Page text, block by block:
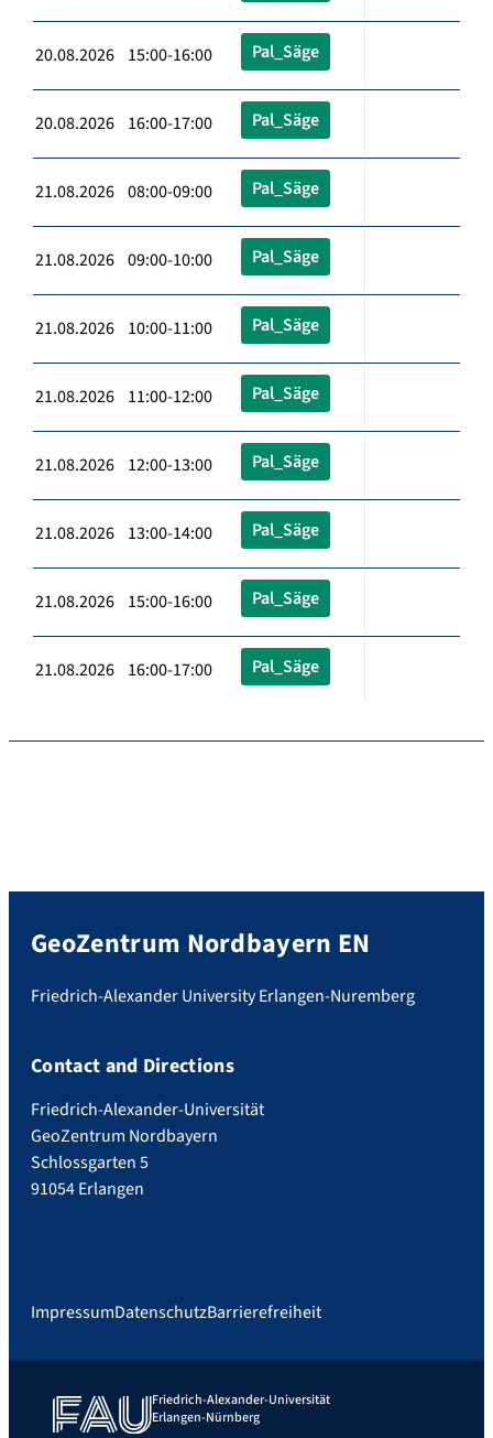
20.08.2026 15:00-16:00 Pal_Säge
20.08.2026 16:00-17:00 Pal_Säge
21.08.2026 08:00-09:00 Pal_Säge
21.08.2026 09:00-10:00 Pal_Säge
21.08.2026 10:00-11:00 Pal_Säge
21.08.2026 11:00-12:00 Pal_Säge
21.08.2026 12:00-13:00 Pal_Säge
21.08.2026 13:00-14:00 Pal_Säge
21.08.2026 15:00-16:00 Pal_Säge
21.08.2026 16:00-17:00 Pal_Säge
GeoZentrum Nordbayern EN
Friedrich-Alexander University Erlangen-Nuremberg
Contact and Directions
Friedrich-Alexander-Universität
GeoZentrum Nordbayern
Schlossgarten 5
91054 Erlangen
ImpressumDatenschutzBarrierefreiheit
Friedrich-Alexander-Universität
Erlangen-Nürnberg